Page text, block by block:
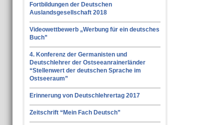
Fortbildungen der Deutschen
Auslandsgesellschaft 2018
Videowettbewerb „Werbung für ein deutsches
Buch”
4. Konferenz der Germanisten und
Deutschlehrer der Ostseeanrainerländer
“Stellenwert der deutschen Sprache im
Ostseeraum”
Erinnerung von Deutschlehrertag 2017
Zeitschrift “Mein Fach Deutsch”